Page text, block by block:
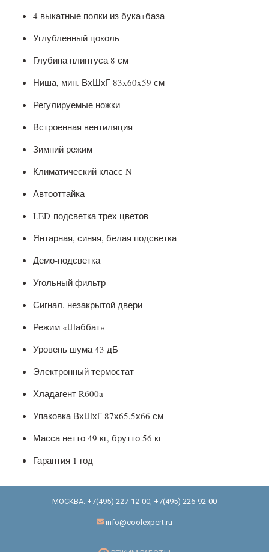
4 выкатные полки из бука+база
Углубленный цоколь
Глубина плинтуса 8 см
Ниша, мин. ВхШхГ 83x60x59 см
Регулируемые ножки
Встроенная вентиляция
Зимний режим
Климатический класс N
Автооттайка
LED-подсветка трех цветов
Янтарная, синяя, белая подсветка
Демо-подсветка
Угольный фильтр
Сигнал. незакрытой двери
Режим «Шаббат»
Уровень шума 43 дБ
Электронный термостат
Хладагент R600a
Упаковка ВхШхГ 87х65,5х66 см
Масса нетто 49 кг, брутто 56 кг
Гарантия 1 год
МОСКВА: +7(495) 227-12-00 +7(495) 226-92-00
info@coolexpert.ru